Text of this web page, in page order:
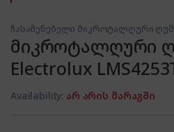
ჩასაშენებელი მიკროტალღური
მიკროტალღური
Electrolux
Availability: არ არის მარაგში